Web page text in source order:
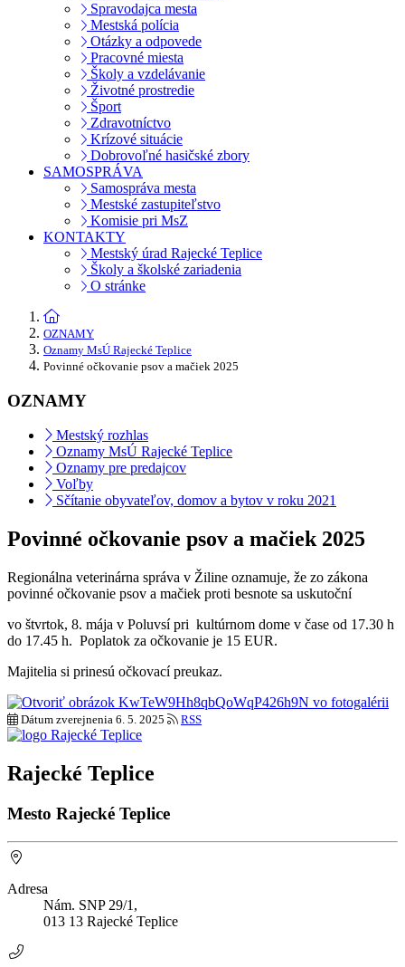
Spravodajca mesta
Mestská polícia
Otázky a odpovede
Pracovné miesta
Školy a vzdelávanie
Životné prostredie
Šport
Zdravotníctvo
Krízové situácie
Dobrovoľné hasičské zbory
SAMOSPRÁVA
Samospráva mesta
Mestské zastupiteľstvo
Komisie pri MsZ
KONTAKTY
Mestský úrad Rajecké Teplice
Školy a školské zariadenia
O stránke
OZNAMY
Oznamy MsÚ Rajecké Teplice
Povinné očkovanie psov a mačiek 2025
OZNAMY
Mestský rozhlas
Oznamy MsÚ Rajecké Teplice
Oznamy pre predajcov
Voľby
Sčítanie obyvateľov, domov a bytov v roku 2021
Povinné očkovanie psov a mačiek 2025
Regionálna veterinárna správa v Žiline oznamuje, že zo zákona
povinné očkovanie psov a mačiek proti besnote sa uskutoční
vo štvrtok, 8. mája v Poluvsí pri kultúrnom dome v čase od 17.30 h
do 17.45 h. Poplatok za očkovanie je 15 EUR.
Majitelia si prinesú očkovací preukaz.
Dátum zverejnenia 6. 5. 2025 RSS
Rajecké Teplice
Mesto Rajecké Teplice
Adresa
Nám. SNP 29/1,
013 13 Rajecké Teplice